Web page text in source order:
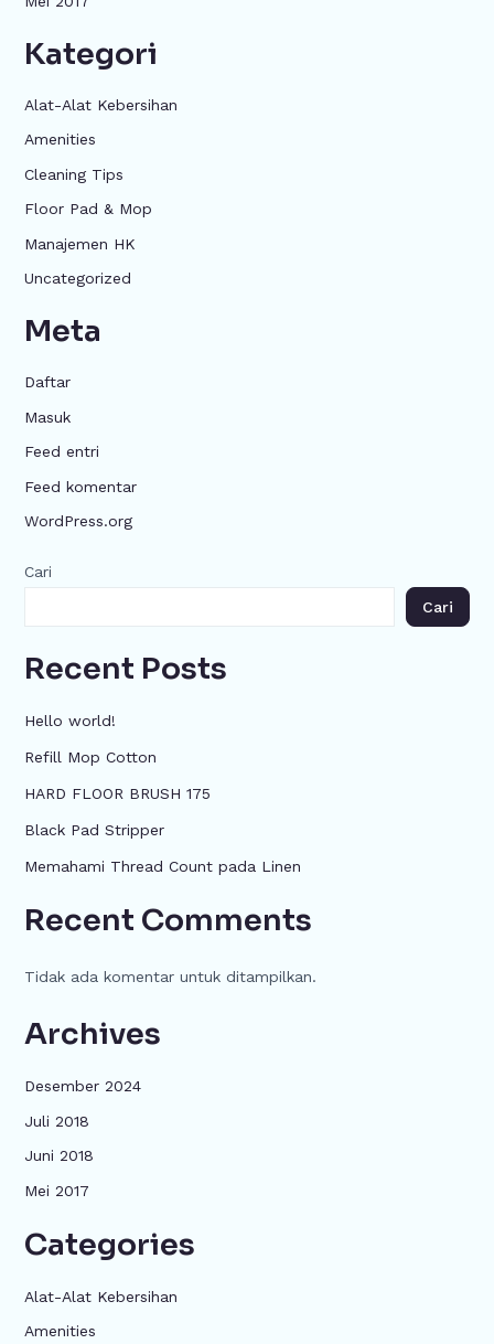
Kategori
Alat-Alat Kebersihan
Amenities
Cleaning Tips
Floor Pad & Mop
Manajemen HK
Uncategorized
Meta
Daftar
Masuk
Feed entri
Feed komentar
WordPress.org
Cari
Cari
Recent Posts
Hello world!
Refill Mop Cotton
HARD FLOOR BRUSH 175
Black Pad Stripper
Memahami Thread Count pada Linen
Recent Comments
Tidak ada komentar untuk ditampilkan.
Archives
Desember 2024
Juli 2018
Juni 2018
Mei 2017
Categories
Alat-Alat Kebersihan
Amenities